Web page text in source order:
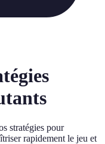
stratégies pour
rapidement le jeu et